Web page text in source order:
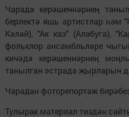
Чарада керәшеннәрнең
берлектә яшь артистлар һәм
Кәләй), "Ак каз" (Алабуга),
фольклор ансамбльләре
кичәдә керәшеннәрнең
танылган эстрада җырларын
Чарадан фоторепортаж
Тулырак материал тиздән